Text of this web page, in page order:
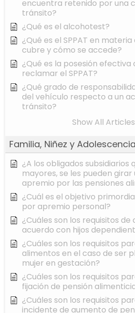
encuentra retenido por una
tránsito?
¿Qué es el alcohotest?
¿Qué es el SPPAT en
cubre y cómo se accede?
¿Qué es la posesión efectiva
reclamar el SPPAT?
¿Qué grado de
del vehículo respecto a un
tránsito?
Show All
Familia, Niñez y Adolescencia
¿A los obligados subsidiarios
mayores, se les pueden
apremio por las pensiones
¿Cuál es el objetivo
por apremio personal?
¿Cuáles son los requisitos
acuerdo con hijos
¿Cuáles son los requisitos
alimentos en el caso de ser
mujer en gestación?
¿Cuáles son los requisitos
fijación de pensión
¿Cuáles son los requisitos
incidente de aumento de